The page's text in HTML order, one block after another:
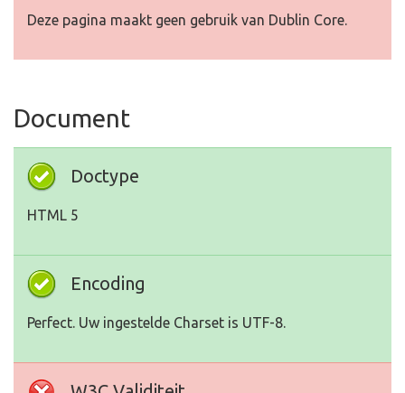
Deze pagina maakt geen gebruik van Dublin Core.
Document
Doctype
HTML 5
Encoding
Perfect. Uw ingestelde Charset is UTF-8.